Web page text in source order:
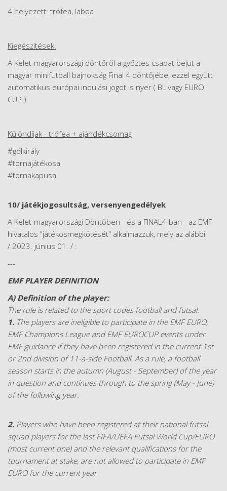
4.helyezett: trófea, labda
Kiegészítések.
A Kelet-magyarországi döntőről a győztes csapat bejut a
magyar minifutball bajnokság Final 4 döntőjébe, ezzel együtt
automatikus európai indulási jogot is nyer ( BL vagy EURO
CUP ).
Különdíjak - trófea + ajándékcsomag
#gólkirály
#tornajátékosa
#tornakapusa
10/ játékjogosultság, versenyengedélyek
A Kelet-magyarországi Döntőben - és a FINAL4-ban - az EMF
hivatalos "játékosmegkötését" alkalmazzuk, mely az alábbi
/ 2023. június 01. / :
---
EMF PLAYER DEFINITION
A) Definition of the player:
The rule is related to the sport codes football and futsal.
1. The players are ineligible to participate in the EMF EURO,
EMF Champions League and EMF EUROCUP events under
EMF guidance if they have been registered in the current 1st
or 2nd division of 11-a-side Football. As a rule, a football
season starts in the autumn (August - September) of the year
in question and continues through to the spring (May - June)
of the following year.
2. Players who have been registered at their national futsal
squad players for the last FIFA/UEFA Futsal World Cup/EURO
(most current one) and the relevant qualifications for the
tournament at stake, are not allowed to participate in EMF
EURO for the current year